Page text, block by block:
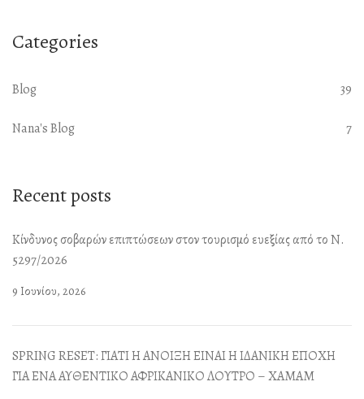
Categories
Blog 39
Nana's Blog 7
Recent posts
Κίνδυνος σοβαρών επιπτώσεων στον τουρισμό ευεξίας από το Ν.
5297/2026
9 Ιουνίου, 2026
SPRING RESET: ΓΙΑΤΙ Η ΑΝΟΙΞΗ ΕΙΝΑΙ Η ΙΔΑΝΙΚΗ ΕΠΟΧΗ
ΓΙΑ ΕΝΑ ΑΥΘΕΝΤΙΚΟ ΑΦΡΙΚΑΝΙΚΟ ΛΟΥΤΡΟ – ΧΑΜΑΜ